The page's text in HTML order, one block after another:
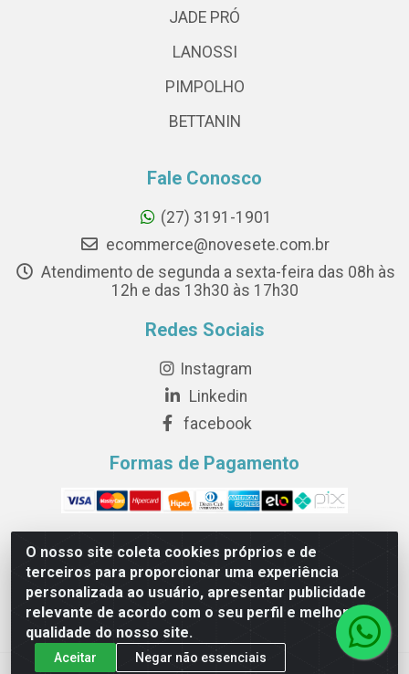
O nosso site coleta cookies próprios e de
terceiros para proporcionar uma experiência
personalizada ao usuário, apresentar publicidade
relevante de acordo com o seu perfil e melhorar a
qualidade do nosso site.
Aceitar Negar não essenciais
JADE PRÓ
LANOSSI
PIMPOLHO
BETTANIN
Fale Conosco
(27) 3191-1901
ecommerce@novesete.com.br
Atendimento de segunda a sexta-feira das 08h às
12h e das 13h30 às 17h30
Redes Sociais
Instagram
Linkedin
facebook
Formas de Pagamento
Novesete Distribuidora LTDA - Avenida Setecentos, S/N,
Terminal Intermodal da Serra, Serra/ES - CEP 29161-414 -
CNPJ 29.479.604/0001-44